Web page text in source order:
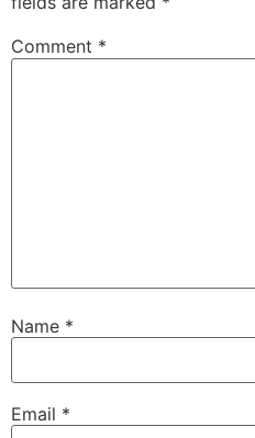
Comment *
Name *
Email *